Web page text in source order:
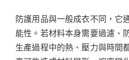
防護用品與一般成衣不同，它
能性。若材料本身需要過濾、
生產過程中的熱、壓力與時間